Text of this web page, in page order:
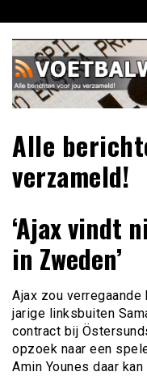
naar
inhoud
Alle
verzameld!
‘Ajax vindt
in Zweden’
Ajax zou
jarige linksbuiten
contract bij
opzoek naar een
Amin Younes daar